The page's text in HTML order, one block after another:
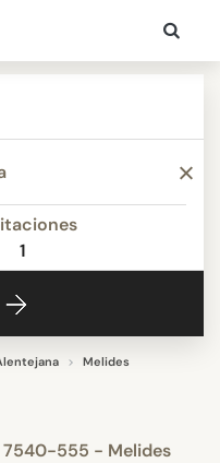
1
Melides
7540-555 - Melides